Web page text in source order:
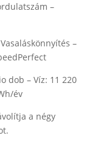
–
–
dob – Víz: 11 220
év
a négy